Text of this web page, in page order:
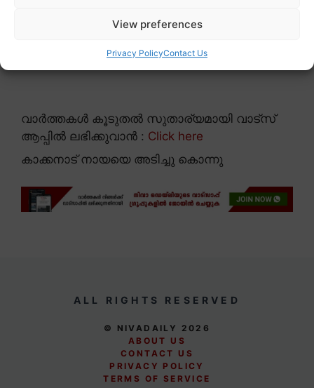
View preferences
Privacy PolicyContact Us
വാർത്തകൾ കൂടുതൽ സുതാര്യമായി വാട്സ്
ആപ്പിൽ ലഭിക്കുവാൻ : Click here
കാക്കനാട് നായയെ അടിച്ചു കൊന്നു
ALL RIGHTS RESERVED
© NIVADAILY 2026
ABOUT US
CONTACT US
PRIVACY POLICY
TERMS OF SERVICE